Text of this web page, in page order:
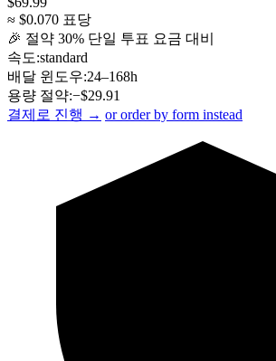
≈ $0.070 표당
🎉 절약 30% 단일 투표 요금 대비
속도:standard
배달 윈도우:24–168h
용량 절약:−$29.91
결제로 진행 → or order by form instead